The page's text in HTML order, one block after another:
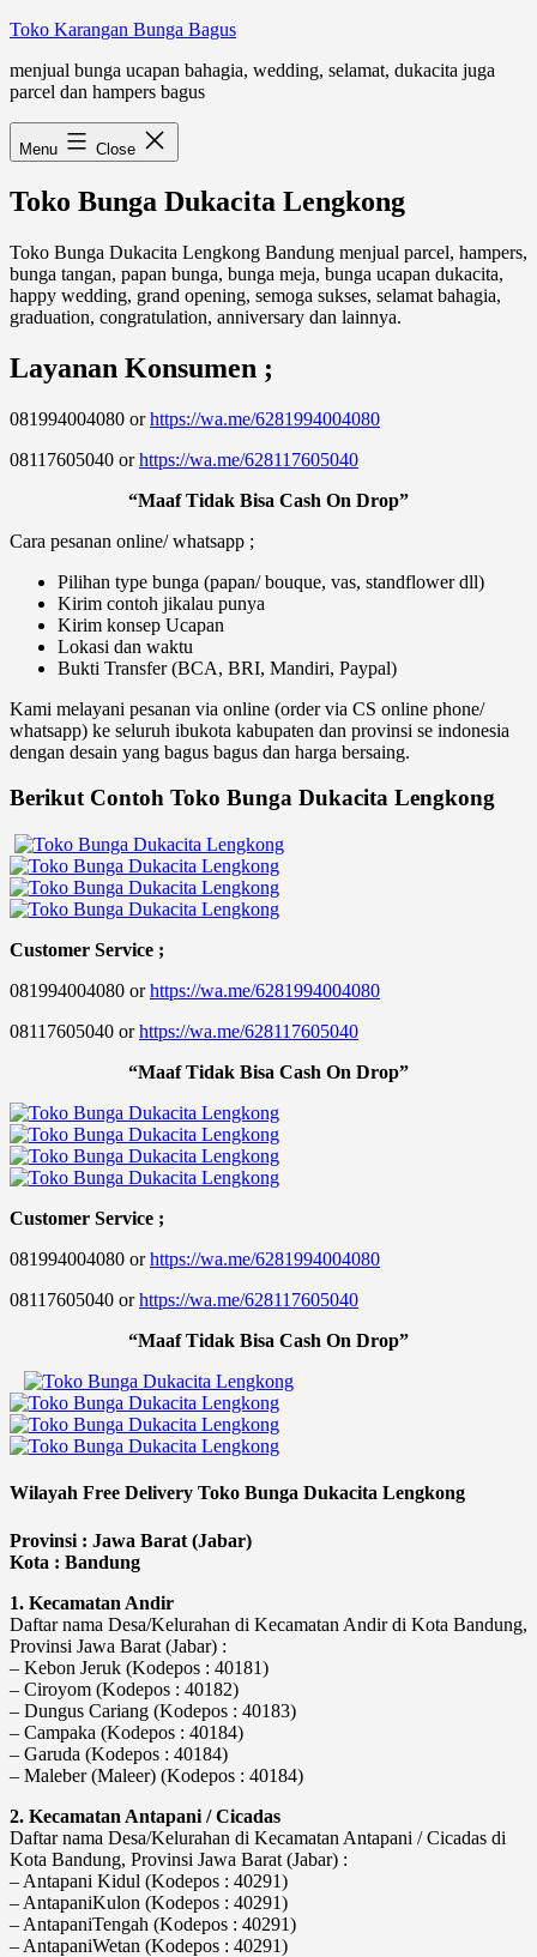
Skip
content
Toko Karangan Bunga Bagus
menjual bunga ucapan bahagia, wedding, selamat, dukacita juga
parcel dan hampers bagus
Menu Close
Toko Bunga Dukacita Lengkong
Toko Bunga Dukacita Lengkong Bandung menjual parcel, hampers,
bunga tangan, papan bunga, bunga meja, bunga ucapan dukacita,
happy wedding, grand opening, semoga sukses, selamat bahagia,
graduation, congratulation, anniversary dan lainnya.
Layanan Konsumen ;
081994004080 orhttps://wa.me/6281994004080
08117605040 orhttps://wa.me/628117605040
“Maaf Tidak Bisa Cash On Drop”
Cara pesanan online/ whatsapp ;
Pilihan type bunga (papan/ bouque, vas, standflower dll)
Kirim contoh jikalau punya
Kirim konsep Ucapan
Lokasi dan waktu
Bukti Transfer (BCA, BRI, Mandiri, Paypal)
Kami melayani pesanan via online (order via CS online phone/
whatsapp) ke seluruh ibukota kabupaten dan provinsi se indonesia
dengan desain yang bagus bagus dan harga bersaing.
Berikut Contoh Toko Bunga Dukacita Lengkong
Customer Service ;
081994004080 orhttps://wa.me/6281994004080
08117605040 orhttps://wa.me/628117605040
“Maaf Tidak Bisa Cash On Drop”
Customer Service ;
081994004080 orhttps://wa.me/6281994004080
08117605040 orhttps://wa.me/628117605040
“Maaf Tidak Bisa Cash On Drop”
Wilayah Free Delivery Toko Bunga Dukacita Lengkong
Provinsi : Jawa Barat (Jabar)
Kota : Bandung
1. Kecamatan Andir
Daftar nama Desa/Kelurahan di Kecamatan Andir di Kota Bandung,
Provinsi Jawa Barat (Jabar) :
– Kebon Jeruk (Kodepos : 40181)
– Ciroyom (Kodepos : 40182)
– Dungus Cariang (Kodepos : 40183)
– Campaka (Kodepos : 40184)
– Garuda (Kodepos : 40184)
– Maleber (Maleer) (Kodepos : 40184)
2. Kecamatan Antapani / Cicadas
Daftar nama Desa/Kelurahan di Kecamatan Antapani / Cicadas di
Kota Bandung, Provinsi Jawa Barat (Jabar) :
– Antapani Kidul (Kodepos : 40291)
– AntapaniKulon (Kodepos : 40291)
– AntapaniTengah (Kodepos : 40291)
– AntapaniWetan (Kodepos : 40291)